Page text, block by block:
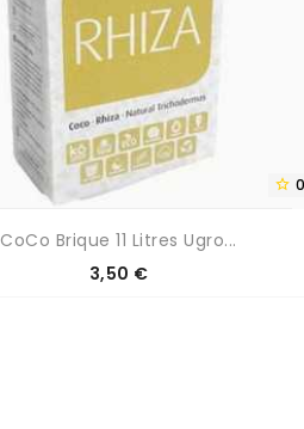

CoCo Brique 11 Litres Ugro...
Prix
3,50 €